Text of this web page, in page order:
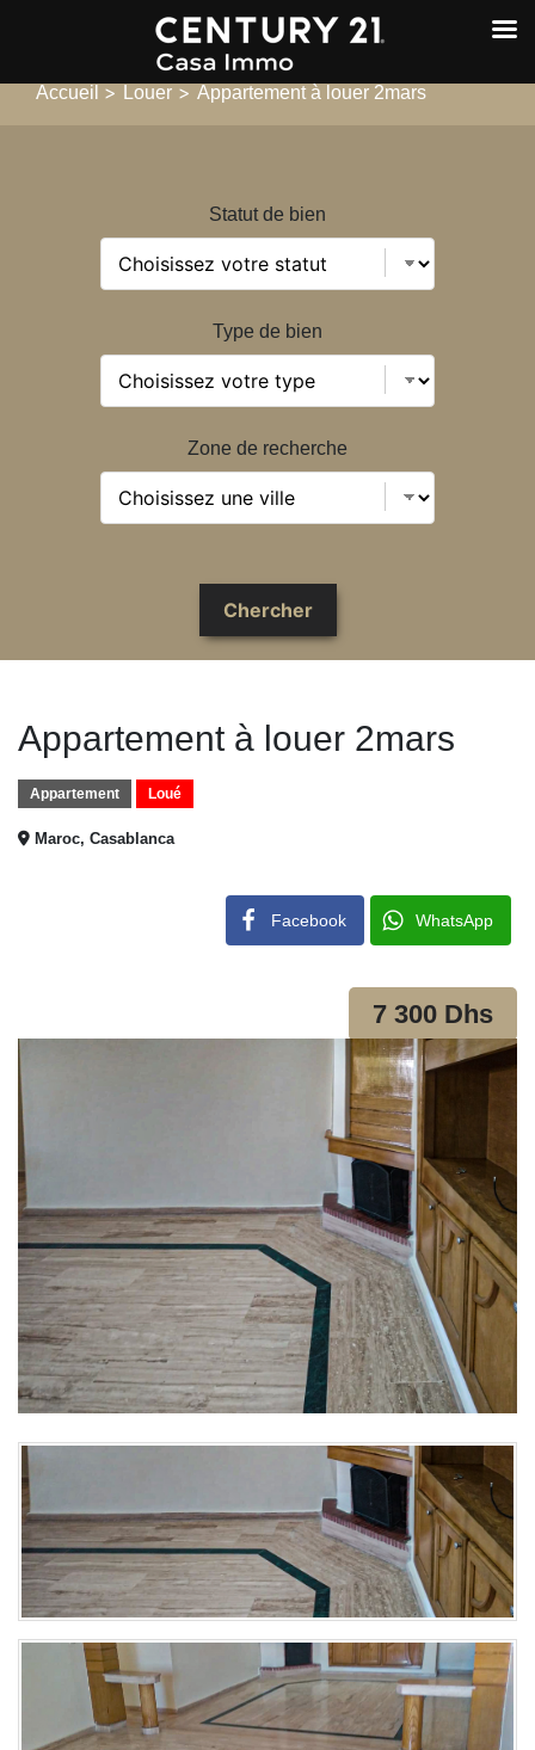
Accueil > Louer > Appartement à louer 2mars
Statut de bien
Type de bien
Zone de recherche
Appartement à louer 2mars
Appartement Loué
Maroc, Casablanca
Facebook WhatsApp
7 300 Dhs